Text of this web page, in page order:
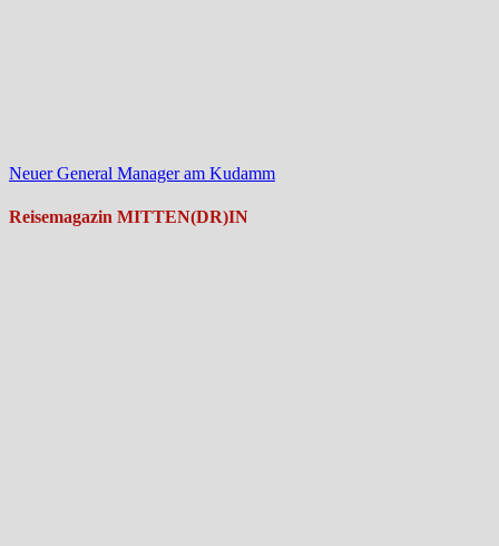
Neuer General Manager am Kudamm
Reisemagazin MITTEN(DR)IN